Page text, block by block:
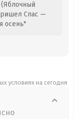
Спас —
осень"
условиях на сегодня